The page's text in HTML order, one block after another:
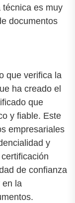
técnica es muy
documentos
que verifica la
ha creado el
que
y fiable. Este
empresariales
y
de confianza
en la